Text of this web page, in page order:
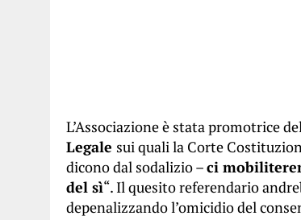
L’Associazione è stata promotrice
Legale sui quali la Corte
dicono dal sodalizio –ci
del sì“. Il quesito referendario
depenalizzando l’omicidio del